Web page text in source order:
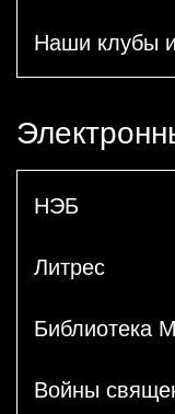
Наши клубы
НЭБ
Литрес
Библиотека
Войны